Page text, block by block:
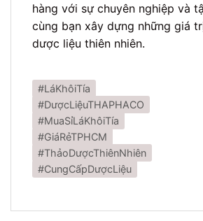
hàng với sự chuyên nghiệp và
cùng bạn xây dựng những giá
dược liệu thiên nhiên.
#LáKhôiTía
#DượcLiệuTHAPHACO
#MuaSỉLáKhôiTía
#GiáRẻTPHCM
#ThảoDượcThiênNhiên
#CungCấpDượcLiệu